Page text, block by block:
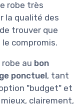
robe très
la qualité des
trouver que
compromis.
robe au bon
ponctuel, tant
"budget" et
clairement,